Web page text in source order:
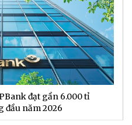
đạt gần 6.000 tỉ
đầu năm 2026